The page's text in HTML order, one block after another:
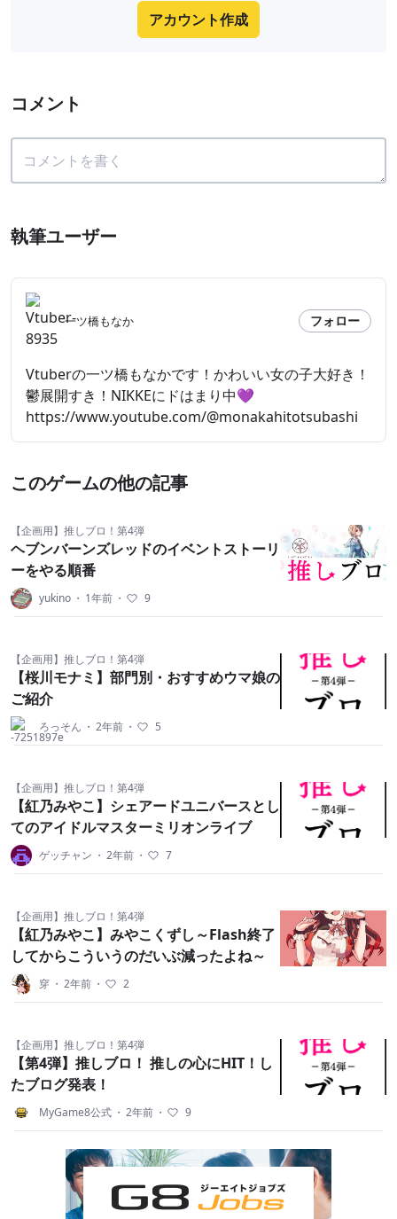
アカウント作成
コメント
執筆ユーザー
一ツ橋もなか フォロー
Vtuberの一ツ橋もなかです！かわいい女の子大好き！
鬱展開すき！NIKKEにドはまり中💜
https://www.youtube.com/@monakahitotsubashi
このゲームの他の記事
【企画用】推しブロ！第4弾
ヘブンバーンズレッドのイベントストーリ
ーをやる順番
yukino ・ 1年前 ・ 9
【企画用】推しブロ！第4弾
【桜川モナミ】部門別・おすすめウマ娘の
ご紹介
ろっそん ・ 2年前 ・ 5
【企画用】推しブロ！第4弾
【紅乃みやこ】シェアードユニバースとし
てのアイドルマスターミリオンライブ
ゲッチャン ・ 2年前 ・ 7
【企画用】推しブロ！第4弾
【紅乃みやこ】みやこくずし～Flash終了
してからこういうのだいぶ減ったよね～
穿 ・ 2年前 ・ 2
【企画用】推しブロ！第4弾
【第4弾】推しブロ！ 推しの心にHIT！し
たブログ発表！
MyGame8公式 ・ 2年前 ・ 9